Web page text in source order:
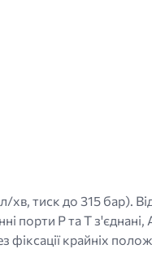
тиск до 315 бар).
P та T з'єднані,
фіксації крайніх